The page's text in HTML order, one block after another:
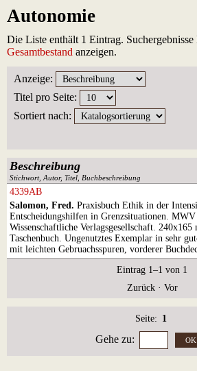
Autonomie
Die Liste enthält 1 Eintrag. Suchergebnisse
Gesamtbestand anzeigen.
Anzeige:
Titel pro Seite:
Sortiert nach:
Beschreibung
Stichwort, Autor, Titel, Buchbeschreibung
4339AB
Salomon, Fred. Praxisbuch Ethik in der
Entscheidungshilfen in Grenzsituationen.
Wissenschaftliche Verlagsgesellschaft. 240x165
Taschenbuch. Ungenutztes Exemplar in sehr
mit leichten Gebruachsspuren, vorderer
Eintrag 1–1 von 1
Zurück· Vor
Seite: 1
Gehe zu: